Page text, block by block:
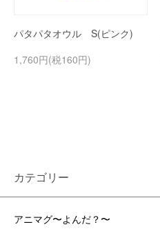
パタパタオウル S(ピンク)
1,760円(税160円)
カテゴリー
アニマグ〜よんだ？〜